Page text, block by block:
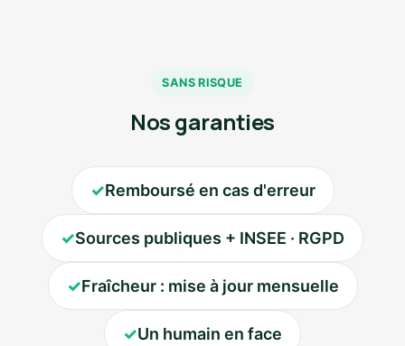
SANS RISQUE
Nos garanties
✓Remboursé en cas d'erreur
✓Sources publiques + INSEE · RGPD
✓Fraîcheur : mise à jour mensuelle
✓Un humain en face